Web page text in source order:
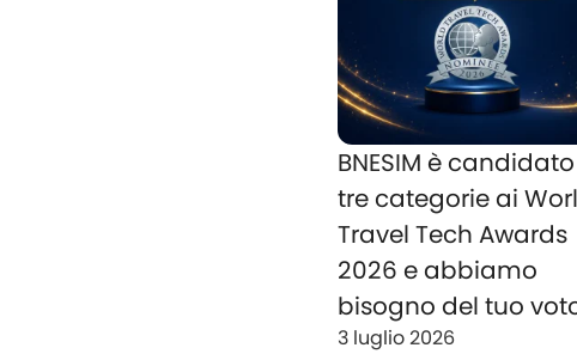
BNESIM è
tre categorie ai
Travel Tech Awards
2026 e abbiamo
bisogno del tuo
3 luglio 2026